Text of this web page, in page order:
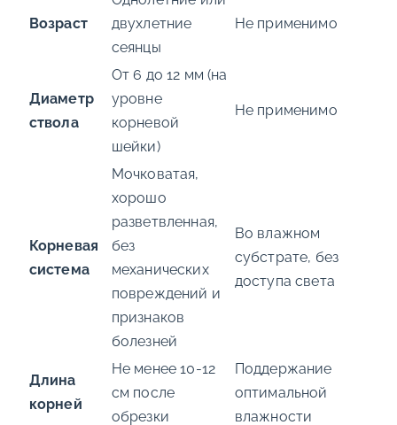
Возраст
двухлетние
сеянцы
Не применимо
Диаметр
ствола
От 6 до 12 мм (на
уровне
корневой
шейки)
Не применимо
Корневая
система
Мочковатая,
хорошо
разветвленная,
без
механических
повреждений и
признаков
болезней
Во влажном
субстрате, без
доступа света
Длина
корней
Не менее 10-12
см после
обрезки
Поддержание
оптимальной
влажности